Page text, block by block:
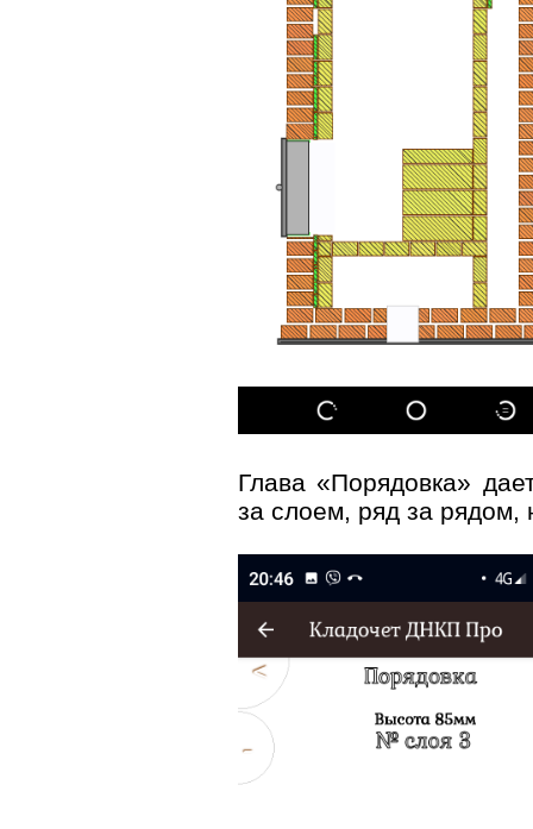
Глава «Порядовка»
за слоем, ряд за